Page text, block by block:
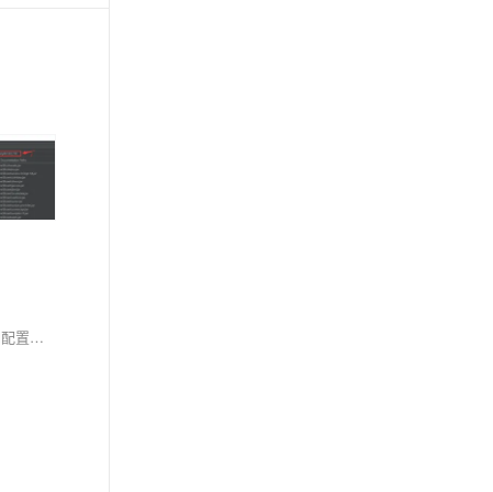
本课主要讲解Spring Boot项目中的属性配置方法。在实际开发中，测试与生产环境的配置往往不同，因此不应将配置信息硬编码在代码中，而应使用配置文件管理，如`application.yml`。例如，在微服务架构下，可通过配置文件设置调用其他服务的地址（如订单服务端口8002），并利用`@Value`注解在代码中读取这些配置值。这种方式使项目更灵活，便于后续修改和维护。